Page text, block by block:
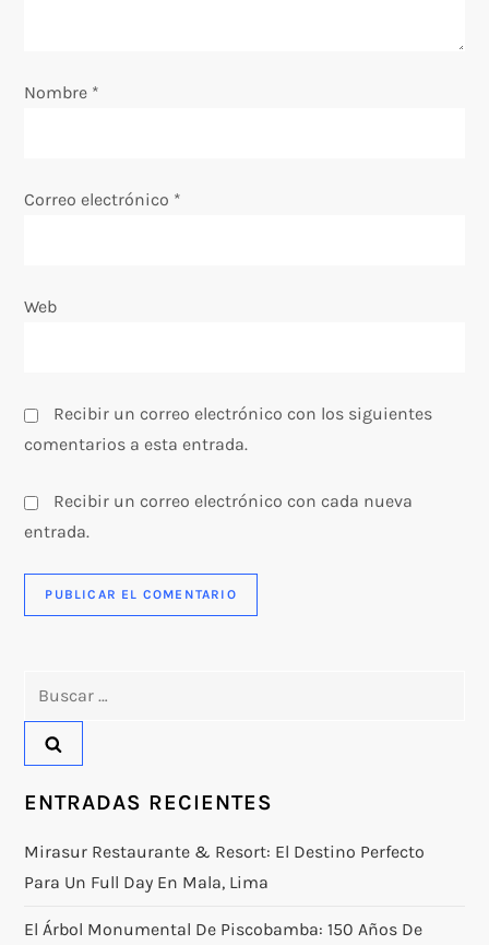
e
t
a
a
s
Nombre *
Correo electrónico *
Web
Recibir un correo electrónico con los siguientes
comentarios a esta entrada.
Recibir un correo electrónico con cada nueva
entrada.
ENTRADAS RECIENTES
Mirasur Restaurante & Resort: El Destino Perfecto
Para Un Full Day En Mala, Lima
El Árbol Monumental De Piscobamba: 150 Años De